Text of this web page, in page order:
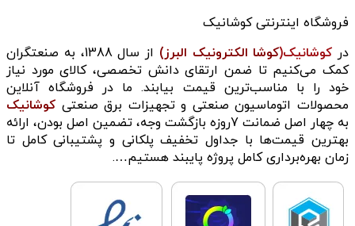
فروشگاه اینترنتی کوشانیک
در کوشانیک(کوشا الکترونیک البرز)
از سال 1388، به صنعتگران
کمک می‌کنیم تا ضمن ارتقای دانش تخصصی، کالای مورد نیاز
خود را با مناسب‌ترین قیمت بیابند. ما در فروشگاه آنلاین
محصولات اتوماسیون صنعتی و تجهیزات برق صنعتی کوشانیک
به چهار اصل ضمانت 7روزه بازگشت وجه، تضمین اصل بودن، ارائه
بهترین قیمت‌ها با جداول تخفیف پلکانی و پشتیبانی کامل تا
زمان بهره‌برداری کامل پروژه پایبند هستیم….